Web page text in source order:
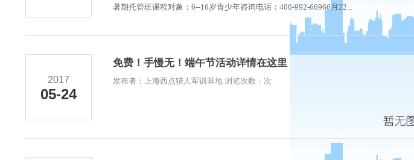
暑期托管班课程对象：6--16岁青少年咨询电话：400-992-66966月22...
2017
05-24
免费！手慢无！端午节活动详情在这里
发布者：上海西点猎人军训基地 浏览次数：次